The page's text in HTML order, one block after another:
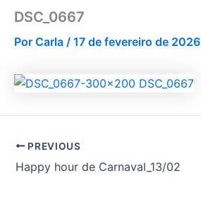
DSC_0667
Por Carla / 17 de fevereiro de 2026
PREVIOUS
Happy hour de Carnaval_13/02